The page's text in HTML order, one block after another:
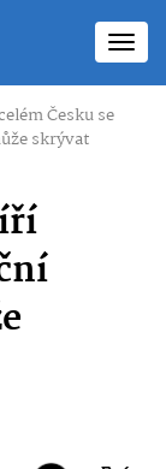
Česku se
skrývat